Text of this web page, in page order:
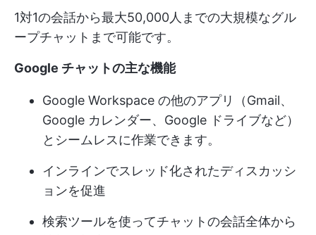
1対1の会話から最大50,000人までの大規模なグル
ープチャットまで可能です。
Google チャットの主な機能
Google Workspace の他のアプリ（Gmail、
Google カレンダー、Google ドライブなど）
とシームレスに作業できます。
インラインでスレッド化されたディスカッシ
ョンを促進
検索ツールを使ってチャットの会話全体から